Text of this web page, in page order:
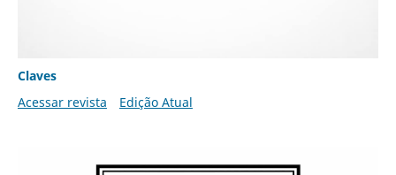
Claves
Acessar revista
Edição Atual